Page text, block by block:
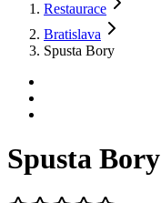
Restaurace
Bratislava
Spusta Bory
Spusta Bory